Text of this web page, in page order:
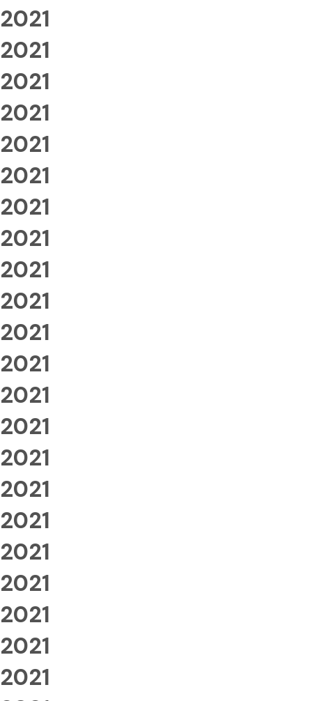
2021
2021
2021
2021
2021
2021
2021
2021
2021
2021
2021
2021
2021
2021
2021
2021
2021
2021
2021
2021
2021
2021